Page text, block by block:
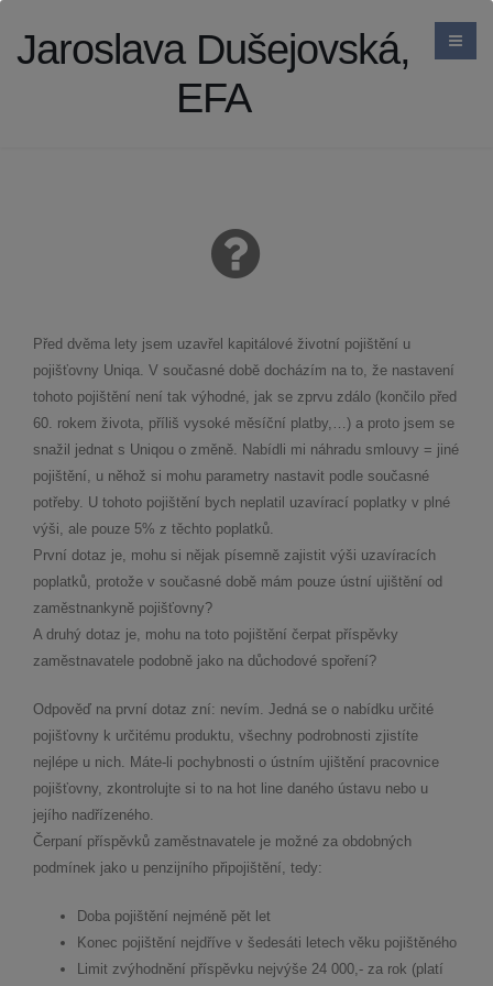
Jaroslava Dušejovská,
EFA
Před dvěma lety jsem uzavřel kapitálové životní pojištění u
pojišťovny Uniqa. V současné době docházím na to, že nastavení
tohoto pojištění není tak výhodné, jak se zprvu zdálo (končilo před
60. rokem života, příliš vysoké měsíční platby,…) a proto jsem se
snažil jednat s Uniqou o změně. Nabídli mi náhradu smlouvy = jiné
pojištění, u něhož si mohu parametry nastavit podle současné
potřeby. U tohoto pojištění bych neplatil uzavírací poplatky v plné
výši, ale pouze 5% z těchto poplatků.
První dotaz je, mohu si nějak písemně zajistit výši uzavíracích
poplatků, protože v současné době mám pouze ústní ujištění od
zaměstnankyně pojišťovny?
A druhý dotaz je, mohu na toto pojištění čerpat příspěvky
zaměstnavatele podobně jako na důchodové spoření?
Odpověď na první dotaz zní: nevím. Jedná se o nabídku určité
pojišťovny k určitému produktu, všechny podrobnosti zjistíte
nejlépe u nich. Máte-li pochybnosti o ústním ujištění pracovnice
pojišťovny, zkontrolujte si to na hot line daného ústavu nebo u
jejího nadřízeného.
Čerpaní příspěvků zaměstnavatele je možné za obdobných
podmínek jako u penzijního připojištění, tedy:
Doba pojištění nejméně pět let
Konec pojištění nejdříve v šedesáti letech věku pojištěného
Limit zvýhodnění příspěvku nejvýše 24 000,- za rok (platí